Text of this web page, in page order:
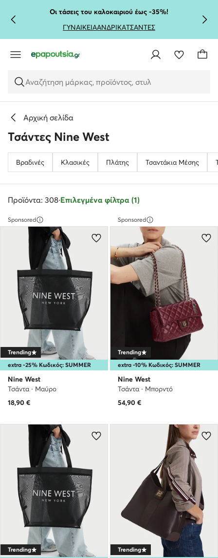
ΜΕΤΆΒΑΣΗ ΣΤΟ ΚΎΡΙΟ ΠΕΡΙΕΧΌΜΕΝΟ
ΜΕΤΆΒΑΣΗ ΣΤΗΝ ΑΝΑΖΉΤΗΣΗ
Οι τάσεις του καλοκαιριού έως -35%!
ΓΥΝΑΙΚΕΙΑΑΝΔΡΙΚΑΤΣΑΝΤΕΣ
Αναζήτηση μάρκας, προϊόντος, στυλ
Αρχική σελίδα
Τσάντες Nine West
Βραδινές Κλασικές Πλάτης Τσαντάκια Μέσης
Προϊόντα: 308·Επιλεγμένα φίλτρα (1)
Sponsored
extra -25% Κωδικός: SUMMER
Trending
Nine West
Τσάντα · Μαύρο
18,90 €
Sponsored
extra -10% Κωδικός: SUMMER
Trending
Nine West
Τσάντα · Μπορντό
54,90 €
Trending Trending